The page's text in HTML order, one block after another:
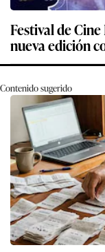
Festival de
nueva edición
Contenido sugerido